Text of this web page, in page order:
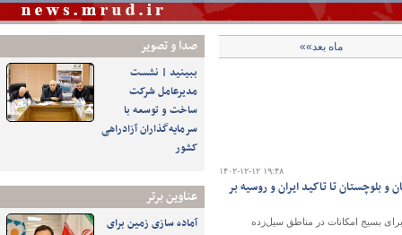
صدا و تصوير
ببینید | نشست
مدیرعامل شرکت
ساخت و توسعه با
سرمایه‌گذاران آزادراهی
کشور
عناوین برتر
آماده سازی زمین برای
ماه بعد»»
۱۴۰۲-۱۲-۱۲ ۱۹:۴۸
بلوچستان تا تاکید ایران و روسیه بر
وزیر راه و شهرسازی برای بسیج امکانات در مناطق سیل‌زده